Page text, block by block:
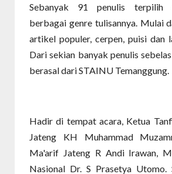
Sebanyak 91 penulis terpilih
berbagai genre tulisannya. Mulai
artikel populer, cerpen, puisi dan
Dari sekian banyak penulis
berasal dari STAINU Temanggung.
Hadir di tempat acara, Ketua
Jateng KH Muhammad
Ma'arif Jateng R Andi Irawan,
Nasional Dr. S Prasetya Utomo.